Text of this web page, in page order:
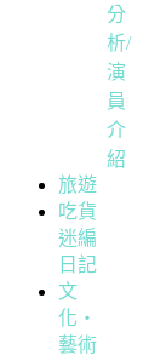
分
析/
演
員
介
紹
旅遊
吃貨
迷編
日記
文
化・
藝術